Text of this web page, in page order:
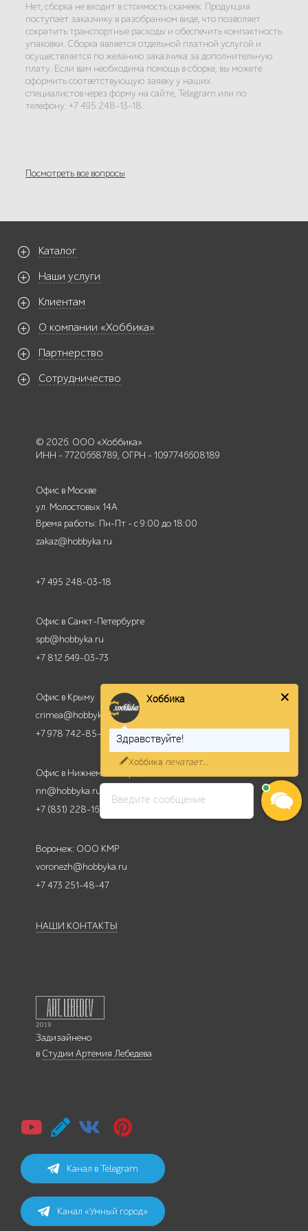
Нет, сборка не входит в стоимость скамеек. Продукция
поступает заказчику в разобранном виде, что позволяет
сократить транспортные расходы и обеспечить компактность
упаковки. Сборка является отдельной платной услугой и
осуществляется по желанию заказчика за дополнительную
плату. Если вам необходима помощь в сборке, вы можете
оформить соответствующую заявку у наших
специалистов через форму на сайте, Telegram или по
телефону: +7 495 248-13-18.
Посмотреть все вопросы
Каталог
Наши услуги
Клиентам
О компании «Хоббика»
Партнерство
Сотрудничество
© 2026. ООО «Хоббика»
ИНН - 7720668789, ОГРН - 1097746608189
Офис в Москве
ул. Молостовых 14А
Время работы: Пн-Пт - с 9:00 до 18:00
zakaz@hobbyka.ru
+7 495 248-03-18
Офис в Санкт-Петербурге
spb@hobbyka.ru
+7 812 649-03-73
Офис в Крыму
crimea@hobbyka.ru
+7 978 742-85-95
Офис в Нижнем Новгороде
nn@hobbyka.ru
+7 (831) 228-16-84
Воронеж: ООО КМР
voronezh@hobbyka.ru
+7 473 251-48-47
НАШИ КОНТАКТЫ
Задизайнено
в Студии Артемия Лебедева
Канал в Telegram
Канал «Умный город»
Введите сообщение
Хоббика
Здравствуйте!
Хоббика печатает...